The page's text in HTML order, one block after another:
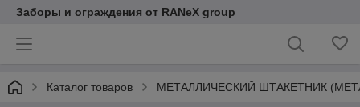
Заборы и ограждения от RANeX group
Каталог товаров МЕТАЛЛИЧЕСКИЙ ШТАКЕТНИК